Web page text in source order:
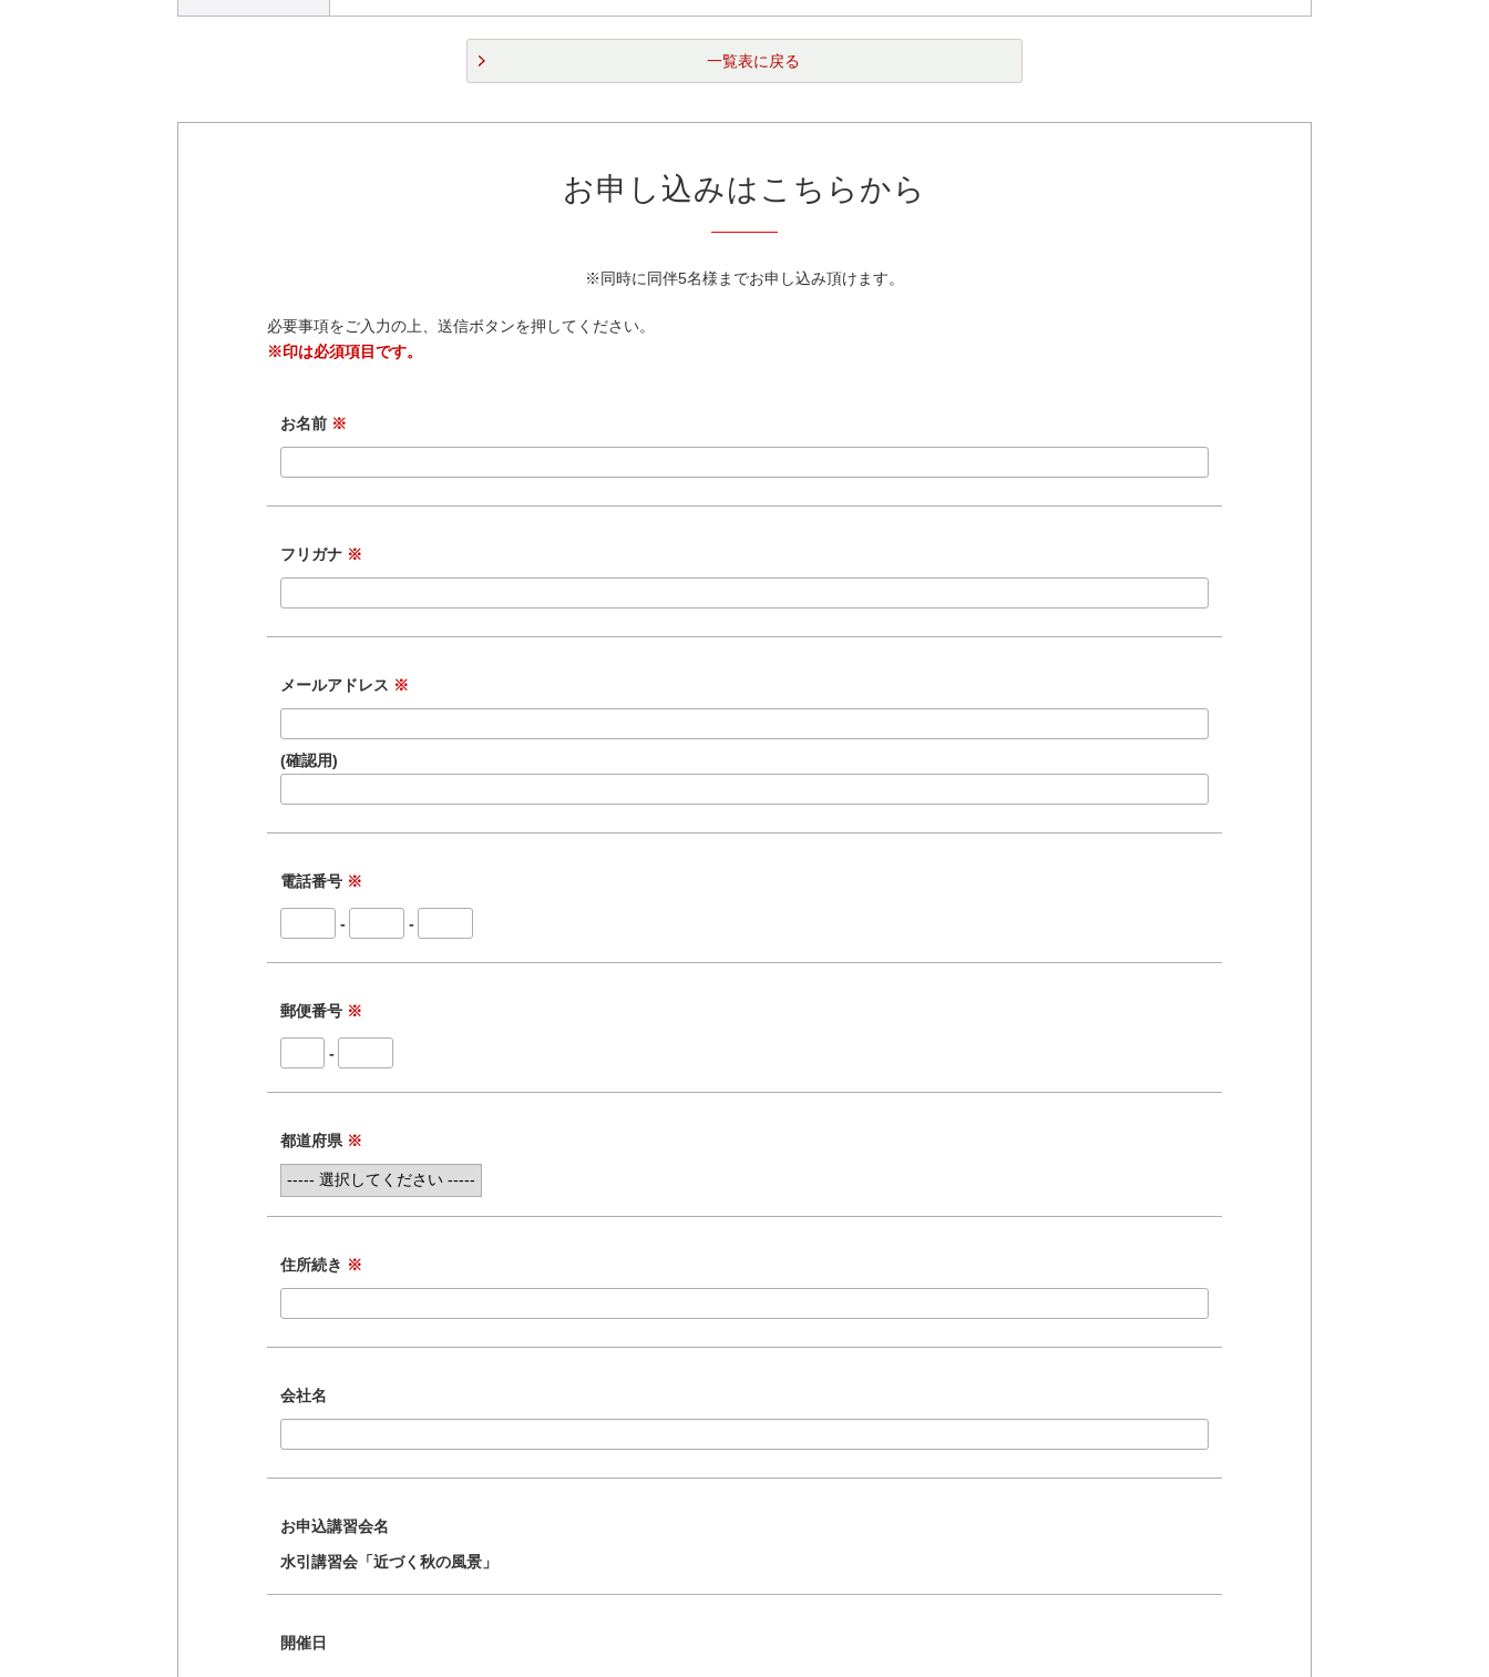
一覧表に戻る
お申し込みはこちらから
※同時に同伴5名様までお申し込み頂けます。
必要事項をご入力の上、送信ボタンを押してください。
※印は必須項目です。
お名前 ※
フリガナ ※
メールアドレス ※
(確認用)
電話番号 ※
- -
郵便番号 ※
-
都道府県 ※
住所続き ※
会社名
お申込講習会名
水引講習会「近づく秋の風景」
開催日